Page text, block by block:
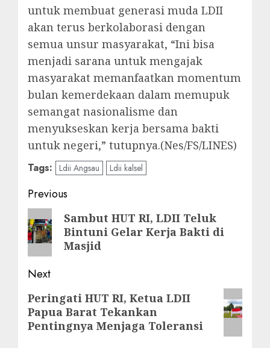
untuk membuat generasi muda LDII
akan terus berkolaborasi dengan
semua unsur masyarakat, “Ini bisa
menjadi sarana untuk mengajak
masyarakat memanfaatkan momentum
bulan kemerdekaan dalam memupuk
semangat nasionalisme dan
menyukseskan kerja bersama bakti
untuk negeri,” tutupnya.(Nes/FS/LINES)
Tags: Ldii Angsau Ldii kalsel
Previous
Sambut HUT RI, LDII Teluk
Bintuni Gelar Kerja Bakti di
Masjid
Next
Peringati HUT RI, Ketua LDII
Papua Barat Tekankan
Pentingnya Menjaga Toleransi